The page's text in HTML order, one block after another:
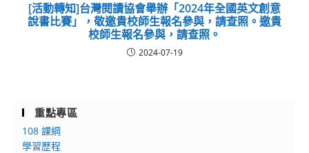
[活動轉知]台灣閱讀協會舉辦「2024年全國英文創意
說書比賽」，敬邀貴校師生報名參與，請查照。邀貴
校師生報名參與，請查照。
2024-07-19
重點專區
108 課綱
學習歷程